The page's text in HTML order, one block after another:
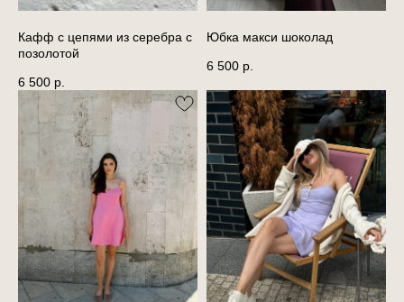
Кафф с цепями из серебра с
позолотой
6 500 р.
Юбка макси шоколад
6 500 р.